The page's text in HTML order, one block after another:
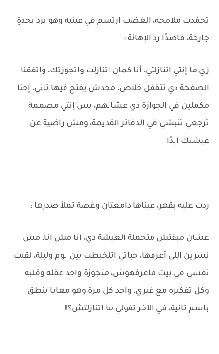
تجمّدت ملامحه، الغضب ارتسم في عينيه وهو يرد بحدةٍ
جارحة، قاصدًا رد الإهانة :
زي ما إنتي اتنازلتي، أنا كمان اتنازلت واتجوزتك، واتفقنا
الصفحة دي تتقفل خلاص، محدش يفتح فيها تاني، إحنا
مكملين في الجوازة دي عشانهم، بس إنتي مصممة
ترجعي تنبشي في الدفاتر القديمة، ومش راضية عن
عيشتك ابدًا
ردت عليه بقهر، عيناها دامعتان وغصة تملأ صدرها :
عشان مبقتش متحملة العيشة دي، انا مش انا، مش
نسرين اللي أعرفها، حياتي اتلخبطت بين يوم وليلة، لقيت
نفسي في بيت ماعرفهوش، متجوزة واحد عقله وقلبه
وكل تفكيره مع غيري، واحد كل مرة وهو معايا ينطق
باسم تانية، في الآخر تقولي ما اتنازلتش؟!!